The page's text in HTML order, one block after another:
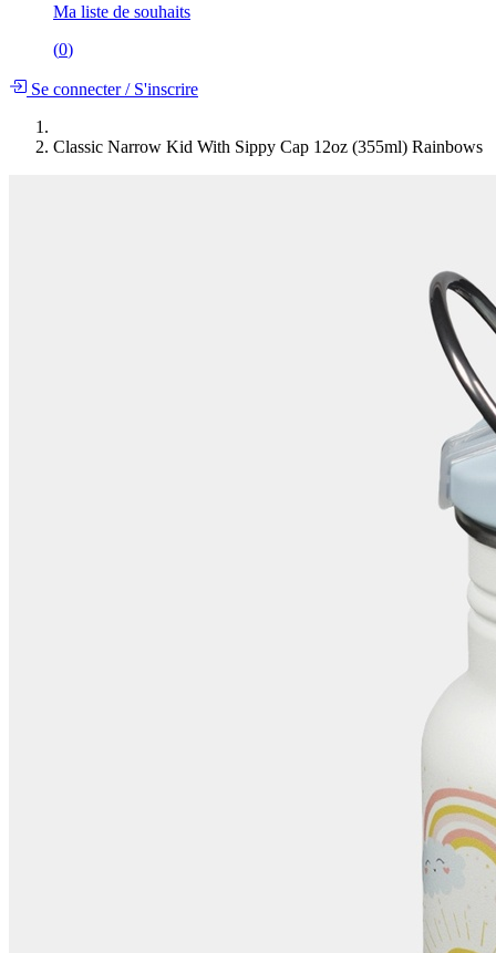
Ma liste de souhaits
(0)
Se connecter/S'inscrire
Classic Narrow Kid With Sippy Cap 12oz (355ml) Rainbows